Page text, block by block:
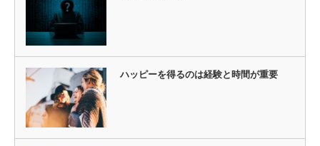
ハッピーを得るのは経験と時間が重要